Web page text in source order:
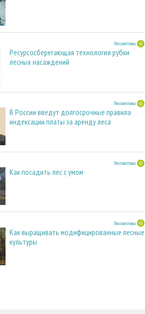
Лесозаготовка
Ресурсосберегающая технология рубки
лесных насаждений
Лесозаготовка
В России введут долгосрочные правила
индексации платы за аренду леса
Лесозаготовка
Как посадить лес с умом
Лесозаготовка
Как выращивать модифицированные лесные
культуры